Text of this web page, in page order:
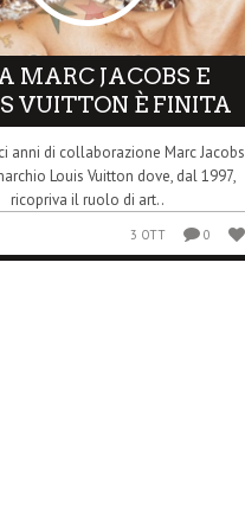
MARC JACOBS E
VUITTON È FINITA
anni di collaborazione Marc Jacobs
Louis Vuitton dove, dal 1997,
ricopriva il ruolo di art..
3 OTT 0